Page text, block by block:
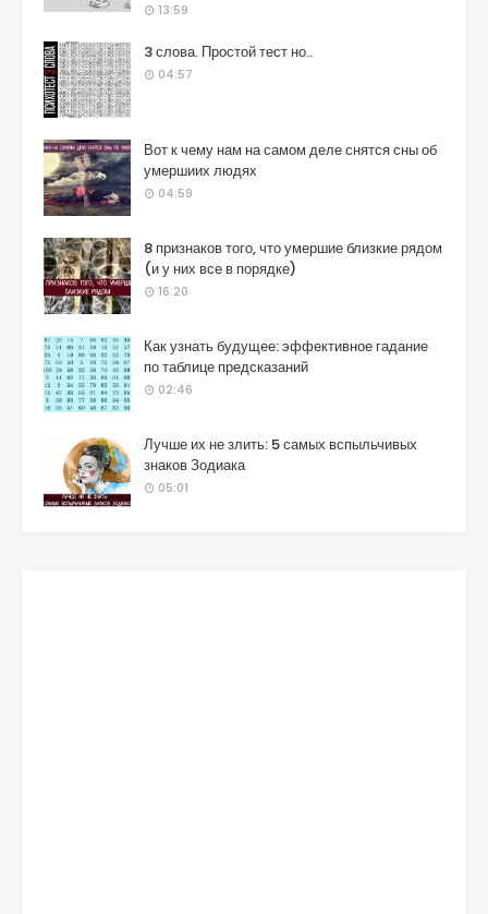
13:59
3 слова. Простой тест но..
04:57
Вот к чему нам на самом деле снятся сны об
умершиих людях
04:59
8 признаков того, что умершие близкие рядом
(и у них все в порядке)
16:20
Как узнать будущее: эффективное гадание
по таблице предсказаний
02:46
Лучше их не злить: 5 самых вспыльчивых
знаков Зодиака
05:01